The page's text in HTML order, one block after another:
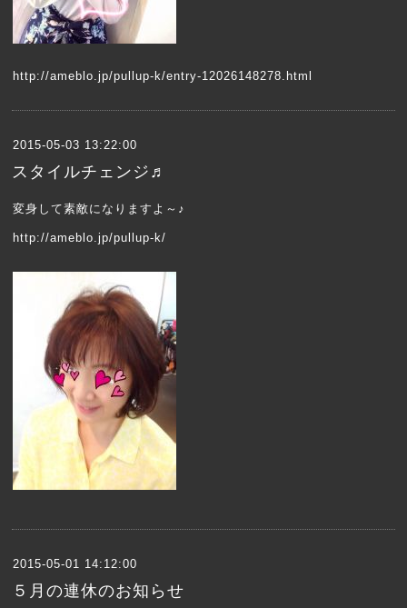
http://ameblo.jp/pullup-k/entry-12026148278.html
2015-05-03 13:22:00
スタイルチェンジ♬
変身して素敵になりますよ～♪
http://ameblo.jp/pullup-k/
2015-05-01 14:12:00
５月の連休のお知らせ